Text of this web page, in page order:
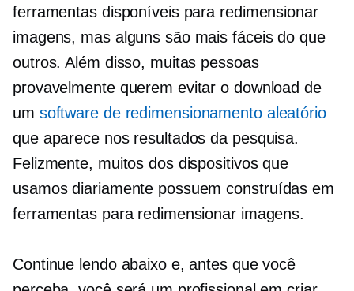
ferramentas disponíveis para redimensionar
imagens, mas alguns são mais fáceis do que
outros. Além disso, muitas pessoas
provavelmente querem evitar o download de
um software de redimensionamento aleatório
que aparece nos resultados da pesquisa.
Felizmente, muitos dos dispositivos que
usamos diariamente possuemconstruídas em
ferramentas para redimensionar imagens.
Continue lendo abaixo e, antes que você